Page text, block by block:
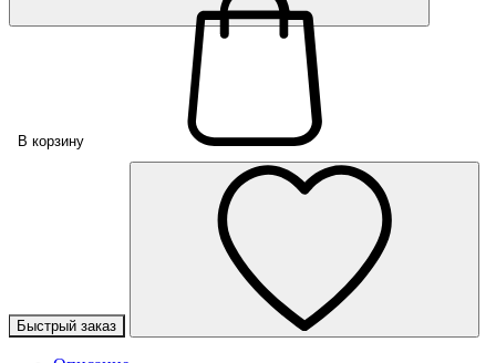
В корзину
Быстрый заказ